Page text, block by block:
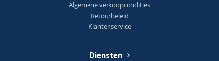
Algemene verkoopcondities
Retourbeleid
Klantenservice
Diensten